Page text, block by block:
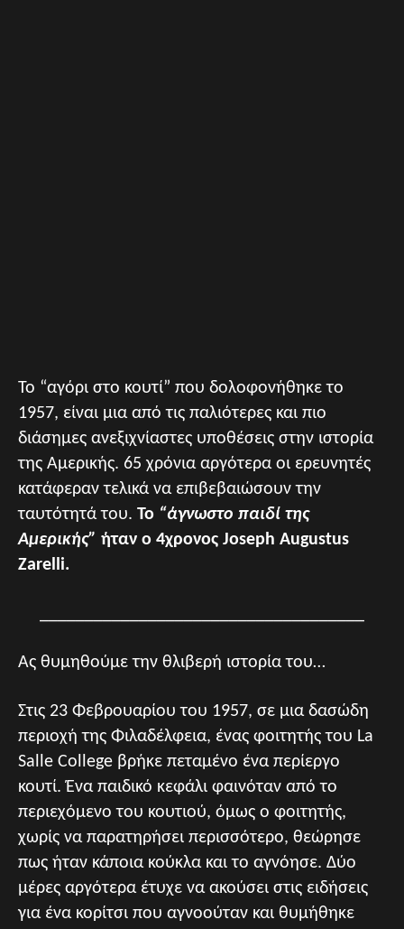
Το “αγόρι στο κουτί” που δολοφονήθηκε το
1957, είναι μια από τις παλιότερες και πιο
διάσημες ανεξιχνίαστες υποθέσεις στην ιστορία
της Αμερικής. 65 χρόνια αργότερα οι ερευνητές
κατάφεραν τελικά να επιβεβαιώσουν την
ταυτότητά του. Το “άγνωστο παιδί της
Αμερικής” ήταν ο 4χρονος Joseph Augustus
Zarelli.
Ας θυμηθούμε την θλιβερή ιστορία του…
Στις 23 Φεβρουαρίου του 1957, σε μια δασώδη
περιοχή της Φιλαδέλφεια, ένας φοιτητής του La
Salle College βρήκε πεταμένο ένα περίεργο
κουτί. Ένα παιδικό κεφάλι φαινόταν από το
περιεχόμενο του κουτιού, όμως ο φοιτητής,
χωρίς να παρατηρήσει περισσότερο, θεώρησε
πως ήταν κάποια κούκλα και το αγνόησε. Δύο
μέρες αργότερα έτυχε να ακούσει στις ειδήσεις
για ένα κορίτσι που αγνοούταν και θυμήθηκε